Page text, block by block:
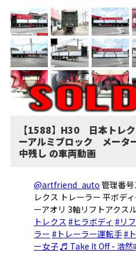
【1588】H30 日本トレ
ーアルミブロック メータ
中残し の車両動画
@artfriend_auto 管理番
レクス トレーラー 平ボデ
ーアオリ 3軸リフトアクス
トレクス #ヒラボディ #リ
ラー #トレーラー運転手#
ー女子♬ Take It Off - 浩然